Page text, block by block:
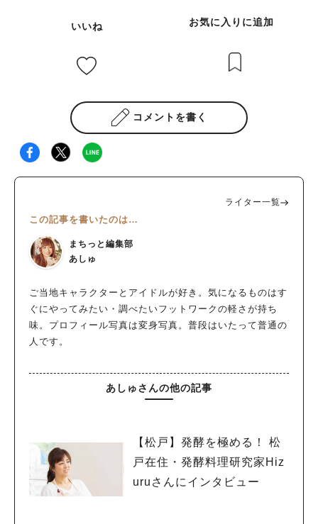
いいね お気に入りに追加
コメントを書く
ライター一覧
この記事を書いたのは…
まちっと編集部
あしゅ
ご当地キャラクターとアイドルが好き。気になるものはす
ぐにやってみたい・調べたいフットワークの軽さが持ち
味。プロフィール写真は変身写真。普段はいたって普通の
人です。
あしゅさんの他の記事
【松戸】発酵を極める！ 松
戸在住・発酵料理研究家Hiz
uruさんにインタビュー